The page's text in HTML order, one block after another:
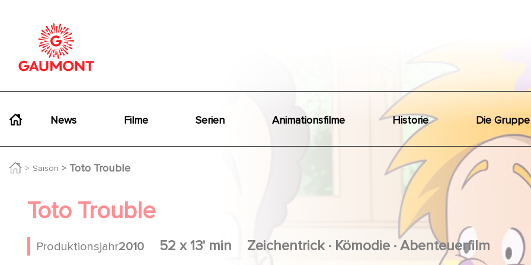
News Filme Serien Animationsfilme Historie Die Gruppe
Saison Toto Trouble
Toto Trouble
Produktionsjahr2010 52 x 13' min Zeichentrick . Kömodie . Abenteuerfilm